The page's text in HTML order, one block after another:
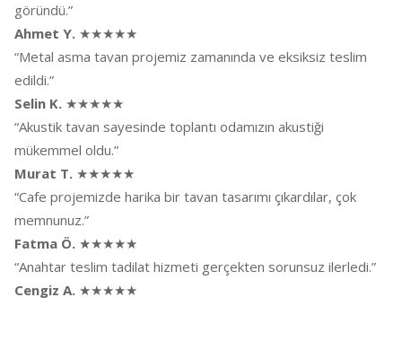
göründü.”
Ahmet Y. ★★★★★
“Metal asma tavan projemiz zamanında ve eksiksiz teslim
edildi.”
Selin K. ★★★★★
“Akustik tavan sayesinde toplantı odamızın akustiği
mükemmel oldu.”
Murat T. ★★★★★
“Cafe projemizde harika bir tavan tasarımı çıkardılar, çok
memnunuz.”
Fatma Ö. ★★★★★
“Anahtar teslim tadilat hizmeti gerçekten sorunsuz ilerledi.”
Cengiz A. ★★★★★